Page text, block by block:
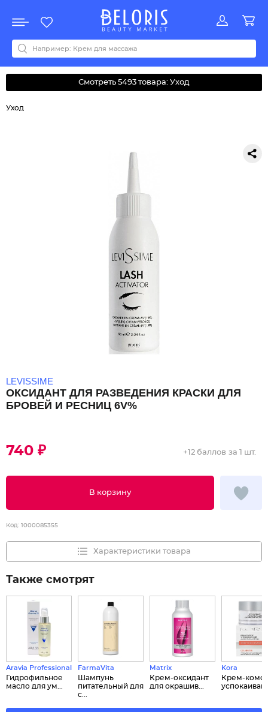
Акции
Все бренды
0-9ABCDEFGHIJKLMNOPQRSTUVWYZАБВДЗИМОКЛНПРСТУФ
Смотреть 5493 товара: Уход
Уход
LEVISSIME
ОКСИДАНТ ДЛЯ РАЗВЕДЕНИЯ КРАСКИ ДЛЯ
БРОВЕЙ И РЕСНИЦ 6V%
740 ₽
В корзину
+12 баллов за 1 шт.
Код: 1000085355
Характеристики товара
Также смотрят
Aravia Professional
Гидрофильное
масло для ум...
FarmaVita
Шампунь
питательный для
с...
Matrix
Крем-оксидант
для окрашив...
Kora
Крем-